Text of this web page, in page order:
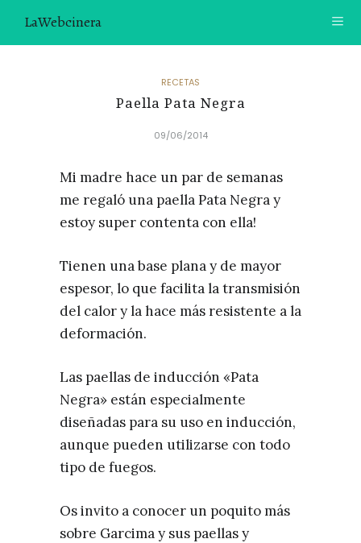
LaWebcinera
SOBRE MÍ
¿TE GUSTARÍA UNIRTE A NUESTRA AVENTURA GASTRON
ÓMICA?
ÚNETE A LA NEWSLETTER
RECOMENDACIONES
RECETAS
Paella Pata Negra
09/06/2014
Mi madre hace un par de semanas
me regaló una paella Pata Negra y
estoy super contenta con ella!
Tienen una base plana y de mayor
espesor, lo que facilita la transmisión
del calor y la hace más resistente a la
deformación.
Las paellas de inducción «Pata
Negra» están especialmente
diseñadas para su uso en inducción,
aunque pueden utilizarse con todo
tipo de fuegos.
Os invito a conocer un poquito más
sobre Garcima y sus paellas y